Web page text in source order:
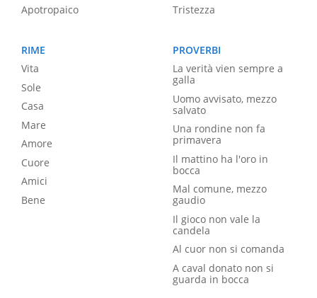
Apotropaico
Tristezza
RIME
Vita
Sole
Casa
Mare
Amore
Cuore
Amici
Bene
PROVERBI
La verità vien sempre a
galla
Uomo avvisato, mezzo
salvato
Una rondine non fa
primavera
Il mattino ha l'oro in
bocca
Mal comune, mezzo
gaudio
Il gioco non vale la
candela
Al cuor non si comanda
A caval donato non si
guarda in bocca